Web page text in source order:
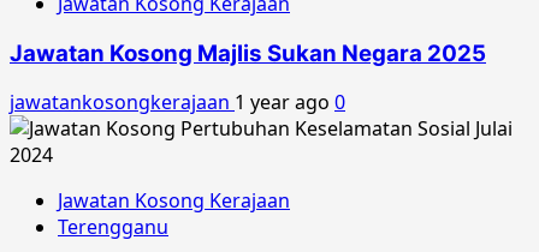
Jawatan Kosong Majlis Sukan Negara 2025
jawatankosongkerajaan 1 year ago 0
Jawatan Kosong Kerajaan
Terengganu